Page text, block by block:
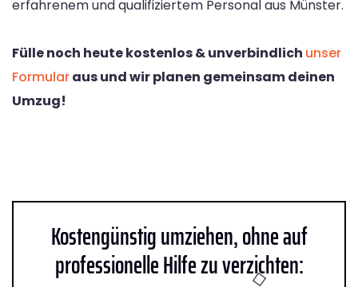
erfahrenem und qualifiziertem Personal aus Münster.
Fülle noch heute kostenlos & unverbindlich unser
Formularaus und wir planen gemeinsam deinen
Umzug!
Kostengünstig umziehen, ohne auf
professionelle Hilfe zu verzichten: